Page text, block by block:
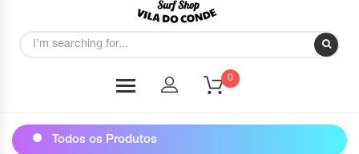
0
Todos os Produtos